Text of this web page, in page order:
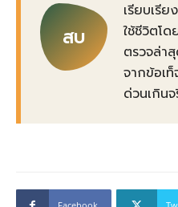
สบ
เรียบเรี
ใช้ชีวิตโ
ตรวจล่า
จากข้อเท็
ด่วนเกิน